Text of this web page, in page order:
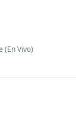
(En Vivo)